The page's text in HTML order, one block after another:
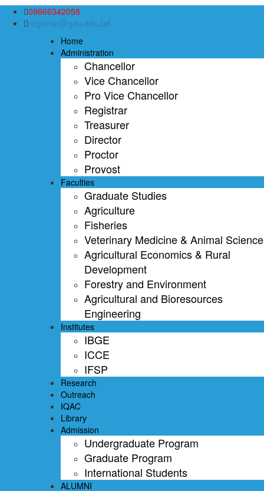
09666342058
registrar@gau.edu.bd
Home
Administration
Chancellor
Vice Chancellor
Pro Vice Chancellor
Registrar
Treasurer
Director
Proctor
Provost
Faculties
Graduate Studies
Agriculture
Fisheries
Veterinary Medicine & Animal Science
Agricultural Economics & Rural
Development
Forestry and Environment
Agricultural and Bioresources
Engineering
Institutes
IBGE
ICCE
IFSP
Research
Outreach
IQAC
Library
Admission
Undergraduate Program
Graduate Program
International Students
ALUMNI